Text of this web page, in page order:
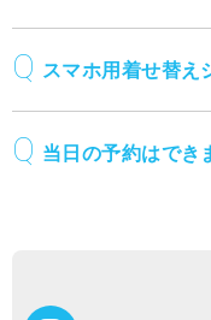
スマホ用着せ替え
当日の予約はでき